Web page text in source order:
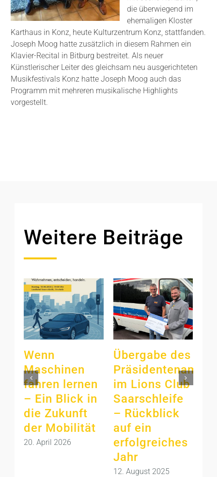
die überwiegend im
ehemaligen Kloster
Karthaus in Konz, heute Kulturzentrum Konz, stattfanden.
Joseph Moog hatte zusätzlich in diesem Rahmen ein
Klavier-Recital in Bitburg bestreitet. Als neuer
Künstlerischer Leiter des gleichsam neu ausgerichteten
Musikfestivals Konz hatte Joseph Moog auch das
Programm mit mehreren musikalische Highlights
vorgestellt.
Weitere Beiträge
Wenn
Maschinen
fahren lernen
– Ein Blick in
die Zukunft
der Mobilität
20. April 2026
Übergabe des
Präsidentenamts
im Lions Club
Saarschleife
– Rückblick
auf ein
erfolgreiches
Jahr
12. August 2025